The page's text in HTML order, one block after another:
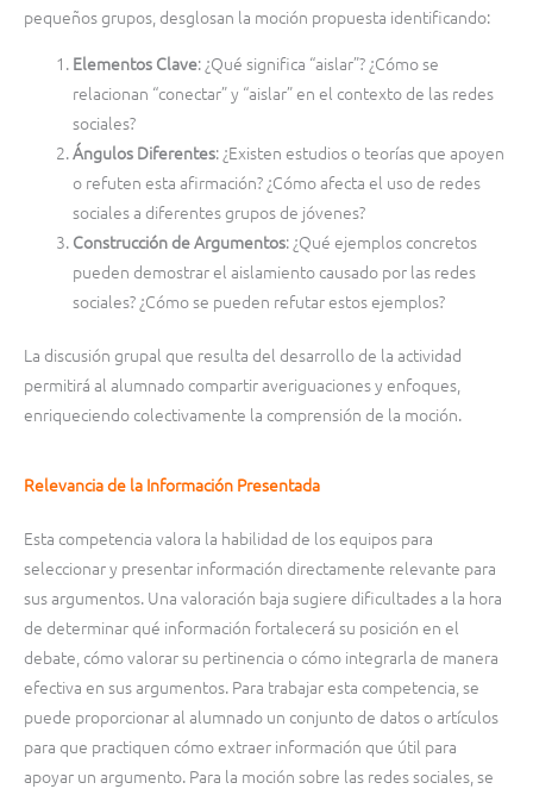
pequeños grupos, desglosan la moción propuesta identificando:
Elementos Clave: ¿Qué significa “aislar”? ¿Cómo se
relacionan “conectar” y “aislar” en el contexto de las redes
sociales?
Ángulos Diferentes: ¿Existen estudios o teorías que apoyen
o refuten esta afirmación? ¿Cómo afecta el uso de redes
sociales a diferentes grupos de jóvenes?
Construcción de Argumentos: ¿Qué ejemplos concretos
pueden demostrar el aislamiento causado por las redes
sociales? ¿Cómo se pueden refutar estos ejemplos?
La discusión grupal que resulta del desarrollo de la actividad
permitirá al alumnado compartir averiguaciones y enfoques,
enriqueciendo colectivamente la comprensión de la moción.
Relevancia de la Información Presentada
Esta competencia valora la habilidad de los equipos para
seleccionar y presentar información directamente relevante para
sus argumentos. Una valoración baja sugiere dificultades a la hora
de determinar qué información fortalecerá su posición en el
debate, cómo valorar su pertinencia o cómo integrarla de manera
efectiva en sus argumentos. Para trabajar esta competencia, se
puede proporcionar al alumnado un conjunto de datos o artículos
para que practiquen cómo extraer información que útil para
apoyar un argumento. Para la moción sobre las redes sociales, se